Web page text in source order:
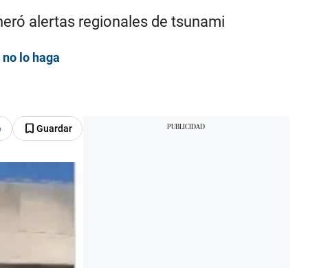
alertas regionales de tsunami
lo haga
Guardar